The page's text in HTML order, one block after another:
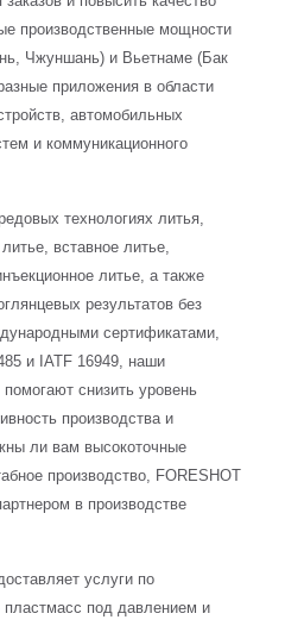
производственные мощности
Чжуншань) и Вьетнаме (Бак
приложения в области
автомобильных
и коммуникационного
технологиях литья,
вставное литье,
литье, а также
результатов без
сертификатами,
и IATF 16949, наши
снизить уровень
производства и
ли вам высокоточные
производство, FORESHOT
в производстве
услуги по
пластмасс под давлением и